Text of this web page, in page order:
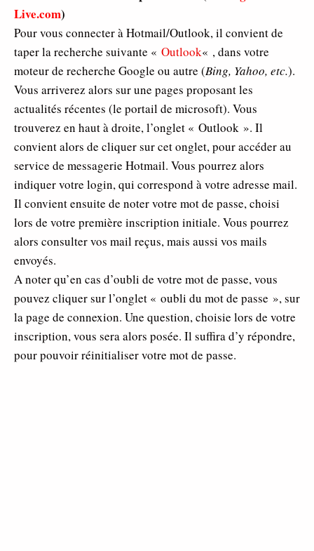
Live.com)
Pour vous connecter à Hotmail/Outlook, il convient de
taper la recherche suivante « Outlook« , dans votre
moteur de recherche Google ou autre (Bing, Yahoo, etc.).
Vous arriverez alors sur une pages proposant les
actualités récentes (le portail de microsoft). Vous
trouverez en haut à droite, l’onglet « Outlook ». Il
convient alors de cliquer sur cet onglet, pour accéder au
service de messagerie Hotmail. Vous pourrez alors
indiquer votre login, qui correspond à votre adresse mail.
Il convient ensuite de noter votre mot de passe, choisi
lors de votre première inscription initiale. Vous pourrez
alors consulter vos mail reçus, mais aussi vos mails
envoyés.
A noter qu’en cas d’oubli de votre mot de passe, vous
pouvez cliquer sur l’onglet « oubli du mot de passe », sur
la page de connexion. Une question, choisie lors de votre
inscription, vous sera alors posée. Il suffira d’y répondre,
pour pouvoir réinitialiser votre mot de passe.